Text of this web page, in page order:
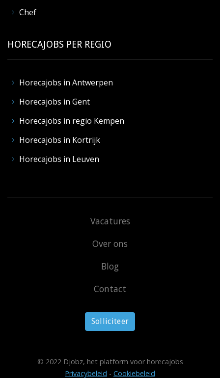
Chef
HORECAJOBS PER REGIO
Horecajobs in Antwerpen
Horecajobs in Gent
Horecajobs in regio Kempen
Horecajobs in Kortrijk
Horecajobs in Leuven
Vacatures
Over ons
Blog
Contact
Solliciteer
© 2022 Djobz, het platform voor horecajobs
Privacybeleid - Cookiebeleid